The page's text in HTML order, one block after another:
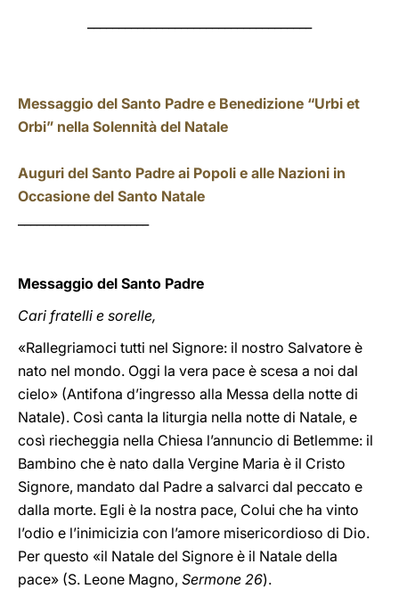
Messaggio del Santo Padre e Benedizione “Urbi et
Orbi” nella Solennità del Natale
Auguri del Santo Padre ai Popoli e alle Nazioni in
Occasione del Santo Natale
Messaggio del Santo Padre
Cari fratelli e sorelle,
«Rallegriamoci tutti nel Signore: il nostro Salvatore è
nato nel mondo. Oggi la vera pace è scesa a noi dal
cielo» (Antifona d’ingresso alla Messa della notte di
Natale). Così canta la liturgia nella notte di Natale, e
così riecheggia nella Chiesa l’annuncio di Betlemme: il
Bambino che è nato dalla Vergine Maria è il Cristo
Signore, mandato dal Padre a salvarci dal peccato e
dalla morte. Egli è la nostra pace, Colui che ha vinto
l’odio e l’inimicizia con l’amore misericordioso di Dio.
Per questo «il Natale del Signore è il Natale della
pace» (S. Leone Magno, Sermone 26).